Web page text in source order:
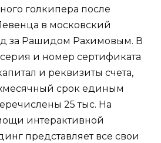
голкипера после
в московский
за Рашидом Рахимовым. В
и номер сертификата
и реквизиты счета,
срок единым
25 тыс. На
интерактивной
представляет все свои